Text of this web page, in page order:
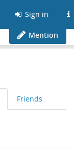
Sign in
Mention
Friends